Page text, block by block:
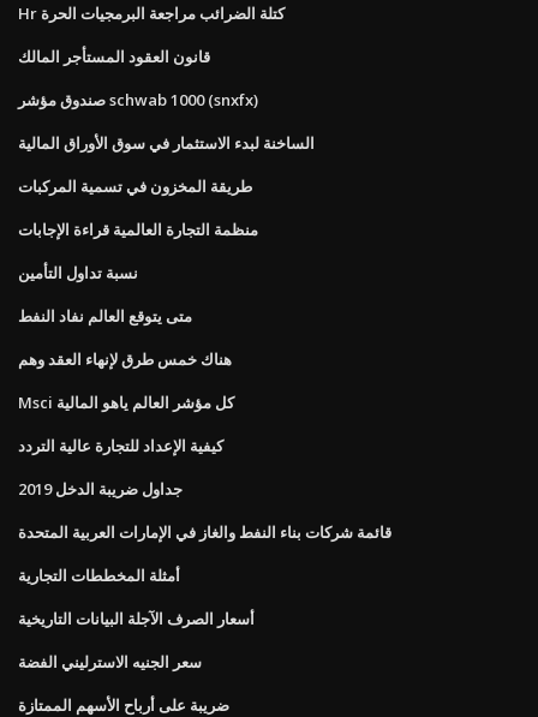
Hr كتلة الضرائب مراجعة البرمجيات الحرة
قانون العقود المستأجر المالك
صندوق مؤشر schwab 1000 (snxfx)
الساخنة لبدء الاستثمار في سوق الأوراق المالية
طريقة المخزون في تسمية المركبات
منظمة التجارة العالمية قراءة الإجابات
نسبة تداول التأمين
متى يتوقع العالم نفاد النفط
هناك خمس طرق لإنهاء العقد وهم
Msci كل مؤشر العالم ياهو المالية
كيفية الإعداد للتجارة عالية التردد
جداول ضريبة الدخل 2019
قائمة شركات بناء النفط والغاز في الإمارات العربية المتحدة
أمثلة المخططات التجارية
أسعار الصرف الآجلة البيانات التاريخية
سعر الجنيه الاسترليني الفضة
ضريبة على أرباح الأسهم الممتازة